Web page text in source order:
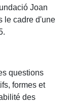
Joan
le cadre d'une
questions
formes et
des